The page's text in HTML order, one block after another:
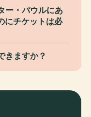
ー・パウルにあ
にチケットは必
きますか？